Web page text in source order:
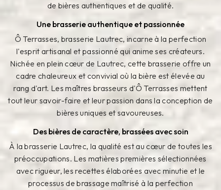
de bières authentiques et de qualité.
Une brasserie authentique et passionnée
Ô Terrasses, brasserie Lautrec, incarne à la perfection
l'esprit artisanal et passionné qui anime ses créateurs.
Nichée en plein cœur de Lautrec, cette brasserie offre un
cadre chaleureux et convivial où la bière est élevée au
rang d'art. Les maîtres brasseurs d'Ô Terrasses mettent
tout leur savoir-faire et leur passion dans la conception de
bières uniques et savoureuses.
Des bières de caractère, brassées avec soin
À la brasserie Lautrec, la qualité est au cœur de toutes les
préoccupations. Les matières premières sélectionnées
avec rigueur, les recettes élaborées avec minutie et le
processus de brassage maîtrisé à la perfection